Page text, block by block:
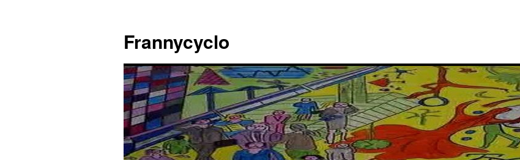
contenu
Frannycyclo